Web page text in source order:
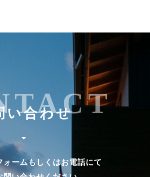
い合わせ
ォームもしくはお電話にて